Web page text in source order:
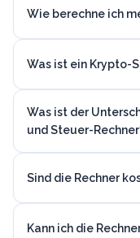
Wie berechne ich
Was ist ein Krypto-
Was ist der
und Steuer-
Sind die Rechner
Kann ich die